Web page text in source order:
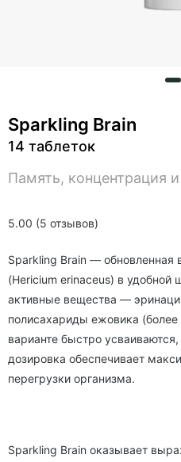
5.00 (5 отзывов)
Sparkling Brain
14 таблеток
Память, концентрация
Sparkling Brain — обновленная
(Hericium erinaceus) в
активные вещества —
полисахариды ежовика
варианте быстро
дозировка обеспечивает
перегрузки организма.
Sparkling Brain оказывает